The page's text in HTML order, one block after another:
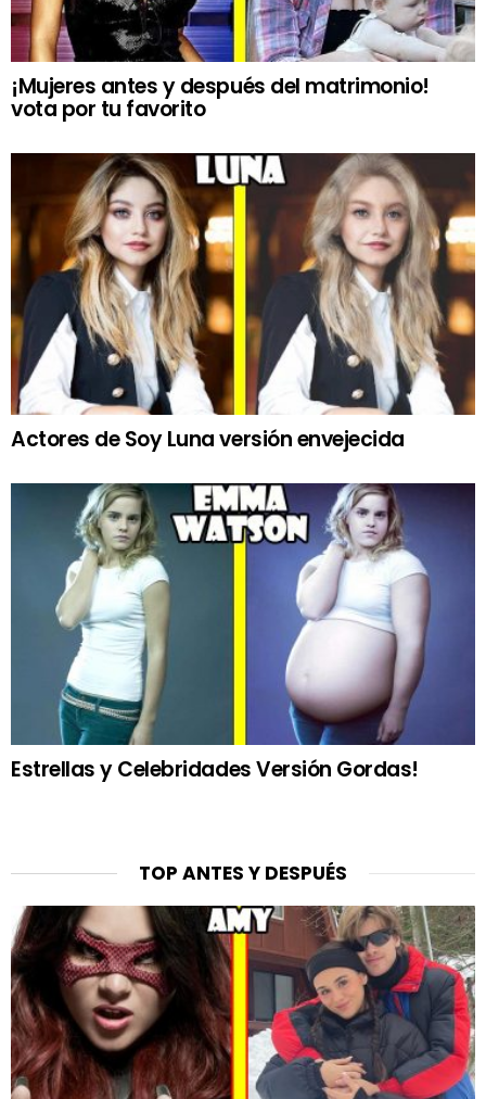
¡Mujeres antes y después del matrimonio!
vota por tu favorito
Actores de Soy Luna versión envejecida
Estrellas y Celebridades Versión Gordas!
TOP ANTES Y DESPUÉS